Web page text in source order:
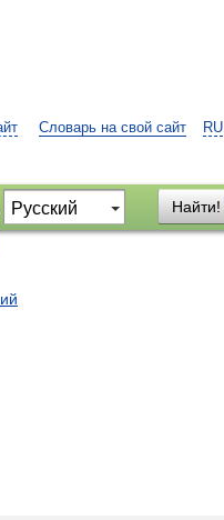
RU
Словарь на свой сайт
Найти!